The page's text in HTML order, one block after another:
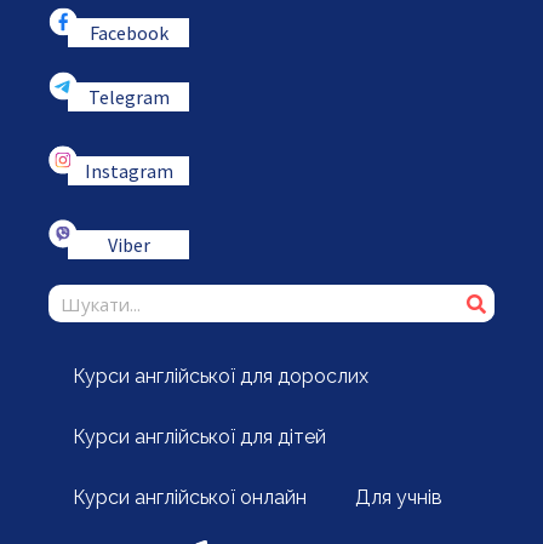
Facebook
Telegram
Instagram
Viber
Курси англійської для дорослих
Курси англійської для дітей
Курси англійської онлайн Для учнів